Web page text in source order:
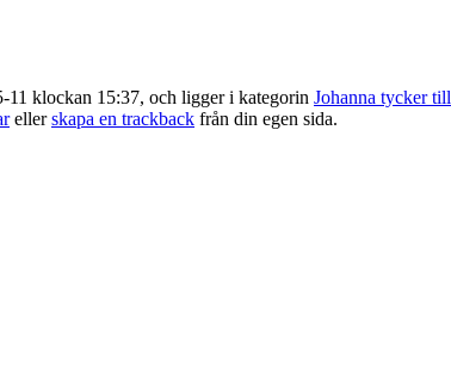
11 klockan 15:37, och ligger i kategorin Johanna tycker till
ellerskapa en trackback från din egen sida.